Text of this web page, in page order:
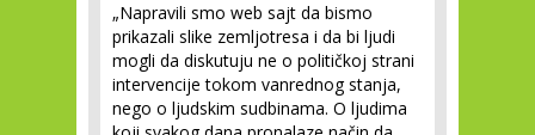
„Napravili smo web sajt da bismo
prikazali slike zemljotresa i da bi ljudi
mogli da diskutuju ne o političkoj strani
intervencije tokom vanrednog stanja,
nego o ljudskim sudbinama. O ljudima